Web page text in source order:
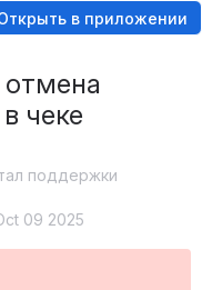
в приложении
отмена
чеке
поддержки
09 2025